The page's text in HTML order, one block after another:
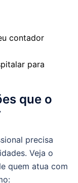
contador
para
que o
precisa
Veja o
quem atua com